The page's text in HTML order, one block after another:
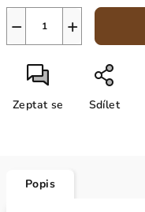
+
−
Zeptat se Sdílet
Popis